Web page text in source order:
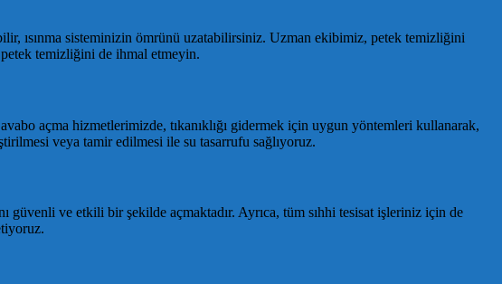
ısınma sisteminizin ömrünü uzatabilirsiniz. Uzman ekibimiz, petek temizliğini
temizliğini de ihmal etmeyin.
açma hizmetlerimizde, tıkanıklığı gidermek için uygun yöntemleri kullanarak,
veya tamir edilmesi ile su tasarrufu sağlıyoruz.
güvenli ve etkili bir şekilde açmaktadır. Ayrıca, tüm sıhhi tesisat işleriniz için de